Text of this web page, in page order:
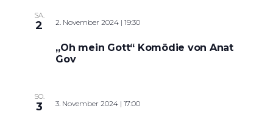
SA.
2 2. November 2024 | 19:30
„Oh mein Gott“ Komödie von Anat
Gov
SO.
3 3. November 2024 | 17:00